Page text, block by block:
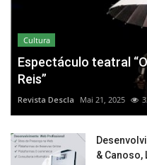
Cultura
Espectáculo teatral
Reis”
Revista Descla Mai 21, 2025
& Canoso,